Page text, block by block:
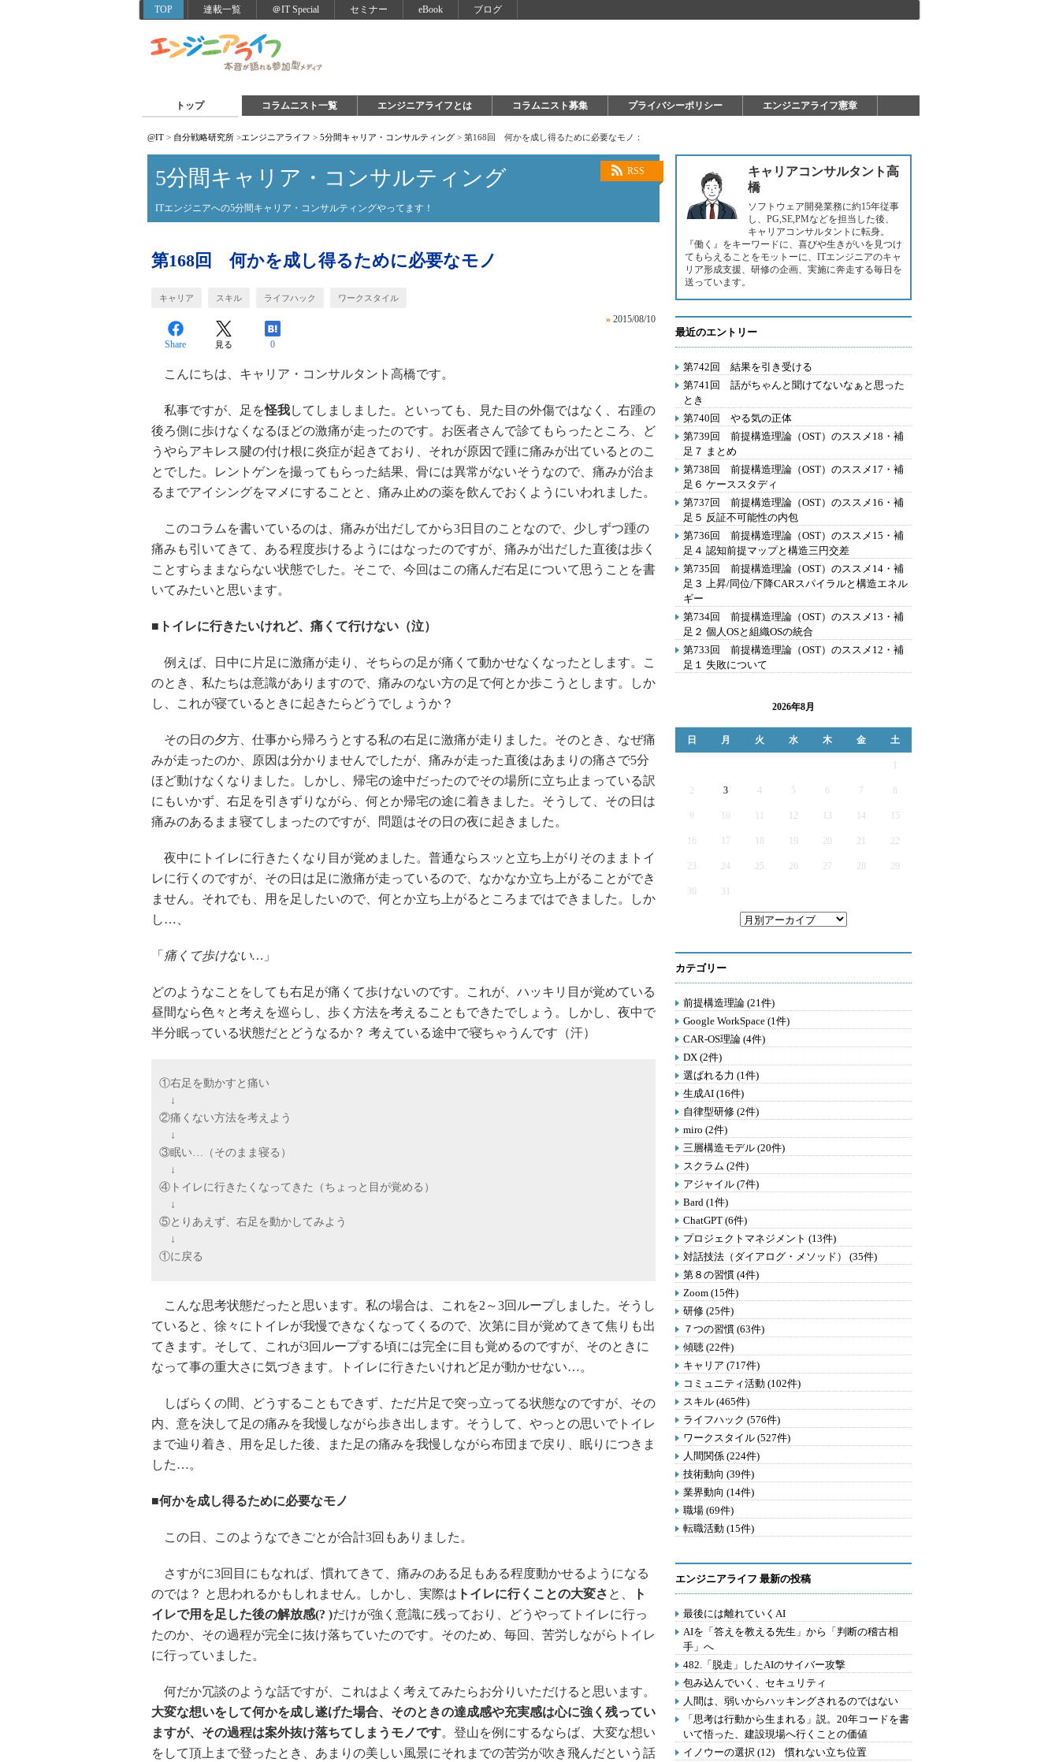
TOP 連載一覧 ＠IT Special セミナー eBook ブログ
トップ コラムニスト一覧 エンジニアライフとは コラムニスト募集 プライバシーポリシー エンジニアライフ憲章
@IT > 自分戦略研究所 >エンジニアライフ > 5分間キャリア・コンサルティング > 第168回 何かを成し得るために必要なモノ：
RSS
5分間キャリア・コンサルティング
ITエンジニアへの5分間キャリア・コンサルティングやってます！
第168回 何かを成し得るために必要なモノ
キャリア スキル ライフハック ワークスタイル
» 2015/08/10
Share 見る 0
こんにちは、キャリア・コンサルタント高橋です。
私事ですが、足を怪我してしましました。といっても、見た目の外傷ではなく、右踵の
後ろ側に歩けなくなるほどの激痛が走ったのです。お医者さんで診てもらったところ、ど
うやらアキレス腱の付け根に炎症が起きており、それが原因で踵に痛みが出ているとのこ
とでした。レントゲンを撮ってもらった結果、骨には異常がないそうなので、痛みが治ま
るまでアイシングをマメにすることと、痛み止めの薬を飲んでおくようにいわれました。
このコラムを書いているのは、痛みが出だしてから3日目のことなので、少しずつ踵の
痛みも引いてきて、ある程度歩けるようにはなったのですが、痛みが出だした直後は歩く
ことすらままならない状態でした。そこで、今回はこの痛んだ右足について思うことを書
いてみたいと思います。
■トイレに行きたいけれど、痛くて行けない（泣）
例えば、日中に片足に激痛が走り、そちらの足が痛くて動かせなくなったとします。こ
のとき、私たちは意識がありますので、痛みのない方の足で何とか歩こうとします。しか
し、これが寝ているときに起きたらどうでしょうか？
その日の夕方、仕事から帰ろうとする私の右足に激痛が走りました。そのとき、なぜ痛
みが走ったのか、原因は分かりませんでしたが、痛みが走った直後はあまりの痛さで5分
ほど動けなくなりました。しかし、帰宅の途中だったのでその場所に立ち止まっている訳
にもいかず、右足を引きずりながら、何とか帰宅の途に着きました。そうして、その日は
痛みのあるまま寝てしまったのですが、問題はその日の夜に起きました。
夜中にトイレに行きたくなり目が覚めました。普通ならスッと立ち上がりそのままトイ
レに行くのですが、その日は足に激痛が走っているので、なかなか立ち上がることができ
ません。それでも、用を足したいので、何とか立ち上がるところまではできました。しか
し…、
「 痛くて歩けない… 」
どのようなことをしても右足が痛くて歩けないのです。これが、ハッキリ目が覚めている
昼間なら色々と考えを巡らし、歩く方法を考えることもできたでしょう。しかし、夜中で
半分眠っている状態だとどうなるか？ 考えている途中で寝ちゃうんです（汗）
①右足を動かすと痛い
↓
②痛くない方法を考えよう
↓
③眠い…（そのまま寝る）
↓
④トイレに行きたくなってきた（ちょっと目が覚める）
↓
⑤とりあえず、右足を動かしてみよう
↓
①に戻る
こんな思考状態だったと思います。私の場合は、これを2～3回ループしました。そうし
ていると、徐々にトイレが我慢できなくなってくるので、次第に目が覚めてきて焦りも出
てきます。そして、これが3回ループする頃には完全に目も覚めるのですが、そのときに
なって事の重大さに気づきます。トイレに行きたいけれど足が動かせない…。
しばらくの間、どうすることもできず、ただ片足で突っ立ってる状態なのですが、その
内、意を決して足の痛みを我慢しながら歩き出します。そうして、やっとの思いでトイレ
まで辿り着き、用を足した後、また足の痛みを我慢しながら布団まで戻り、眠りにつきま
した…。
■何かを成し得るために必要なモノ
この日、このようなできごとが合計3回もありました。
さすがに3回目にもなれば、慣れてきて、痛みのある足もある程度動かせるようになる
のでは？ と思われるかもしれません。しかし、実際は トイレに行くことの大変さ と、
ト
イレで用を足した後の解放感(? )だけが強く意識に残っており、どうやってトイレに行っ
たのか、その過程が完全に抜け落ちていたのです。そのため、毎回、苦労しながらトイレ
に行っていました。
何だか冗談のような話ですが、これはよく考えてみたらお分りいただけると思います。
大変な想いをして何かを成し遂げた場合、そのときの達成感や充実感は心に強く残ってい
ますが、その過程は案外抜け落ちてしまうモノです。登山を例にするならば、大変な想い
をして頂上まで登ったとき、あまりの美しい風景にそれまでの苦労が吹き飛んだという話
キャリアコンサルタント高
橋
ソフトウェア開発業務に約15年従事
し、PG,SE,PMなどを担当した後、
キャリアコンサルタントに転身。
『働く』をキーワードに、喜びや生きがいを見つけ
てもらえることをモットーに、ITエンジニアのキャ
リア形成支援、研修の企画、実施に奔走する毎日を
送っています。
最近のエントリー
第742回 結果を引き受ける
第741回 話がちゃんと聞けてないなぁと思った
とき
第740回 やる気の正体
第739回 前提構造理論（OST）のススメ18・補
足７ まとめ
第738回 前提構造理論（OST）のススメ17・補
足６ ケーススタディ
第737回 前提構造理論（OST）のススメ16・補
足５ 反証不可能性の内包
第736回 前提構造理論（OST）のススメ15・補
足４ 認知前提マップと構造三円交差
第735回 前提構造理論（OST）のススメ14・補
足３ 上昇/同位/下降CARスパイラルと構造エネル
ギー
第734回 前提構造理論（OST）のススメ13・補
足２ 個人OSと組織OSの統合
第733回 前提構造理論（OST）のススメ12・補
足１ 失敗について
2026年8月
日 月 火 水 木 金 土
2 3 4 5 6 7
9 12 13 14 15
16 17 19 20 21 22
23 24 25 26 27 28 29
30 31
カテゴリー
前提構造理論 (21件)
Google WorkSpace (1件)
CAR-OS理論 (4件)
DX (2件)
選ばれる力 (1件)
生成AI (16件)
自律型研修 (2件)
miro (2件)
三層構造モデル (20件)
スクラム (2件)
アジャイル (7件)
Bard (1件)
ChatGPT (6件)
プロジェクトマネジメント (13件)
対話技法（ダイアログ・メソッド） (35件)
第８の習慣 (4件)
Zoom (15件)
研修 (25件)
７つの習慣 (63件)
傾聴 (22件)
キャリア (717件)
コミュニティ活動 (102件)
スキル (465件)
ライフハック (576件)
ワークスタイル (527件)
人間関係 (224件)
技術動向 (39件)
業界動向 (14件)
職場 (69件)
転職活動 (15件)
エンジニアライフ 最新の投稿
最後には離れていくAI
AIを「答えを教える先生」から「判断の稽古相
手」へ
482.「脱走」したAIのサイバー攻撃
包み込んでいく、セキュリティ
人間は、弱いからハッキングされるのではない
「思考は行動から生まれる」説。20年コードを書
いて悟った、建設現場へ行くことの価値
イノウーの選択 (12) 慣れない立ち位置